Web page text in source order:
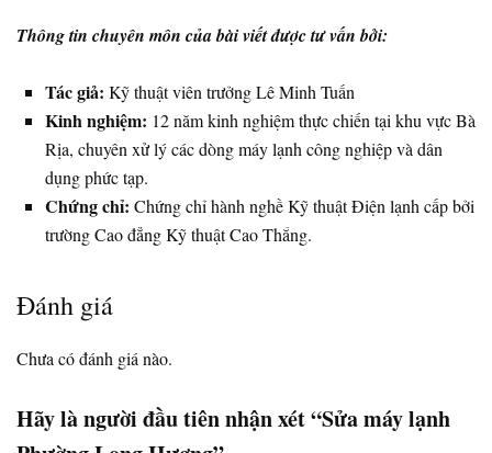
Thông tin chuyên môn của bài viết được tư vấn bởi:
Tác giả: Kỹ thuật viên trưởng Lê Minh Tuấn
Kinh nghiệm: 12 năm kinh nghiệm thực chiến tại khu vực Bà
Rịa, chuyên xử lý các dòng máy lạnh công nghiệp và dân
dụng phức tạp.
Chứng chỉ: Chứng chỉ hành nghề Kỹ thuật Điện lạnh cấp bởi
trường Cao đẳng Kỹ thuật Cao Thắng.
Đánh giá
Chưa có đánh giá nào.
Hãy là người đầu tiên nhận xét “Sửa máy lạnh